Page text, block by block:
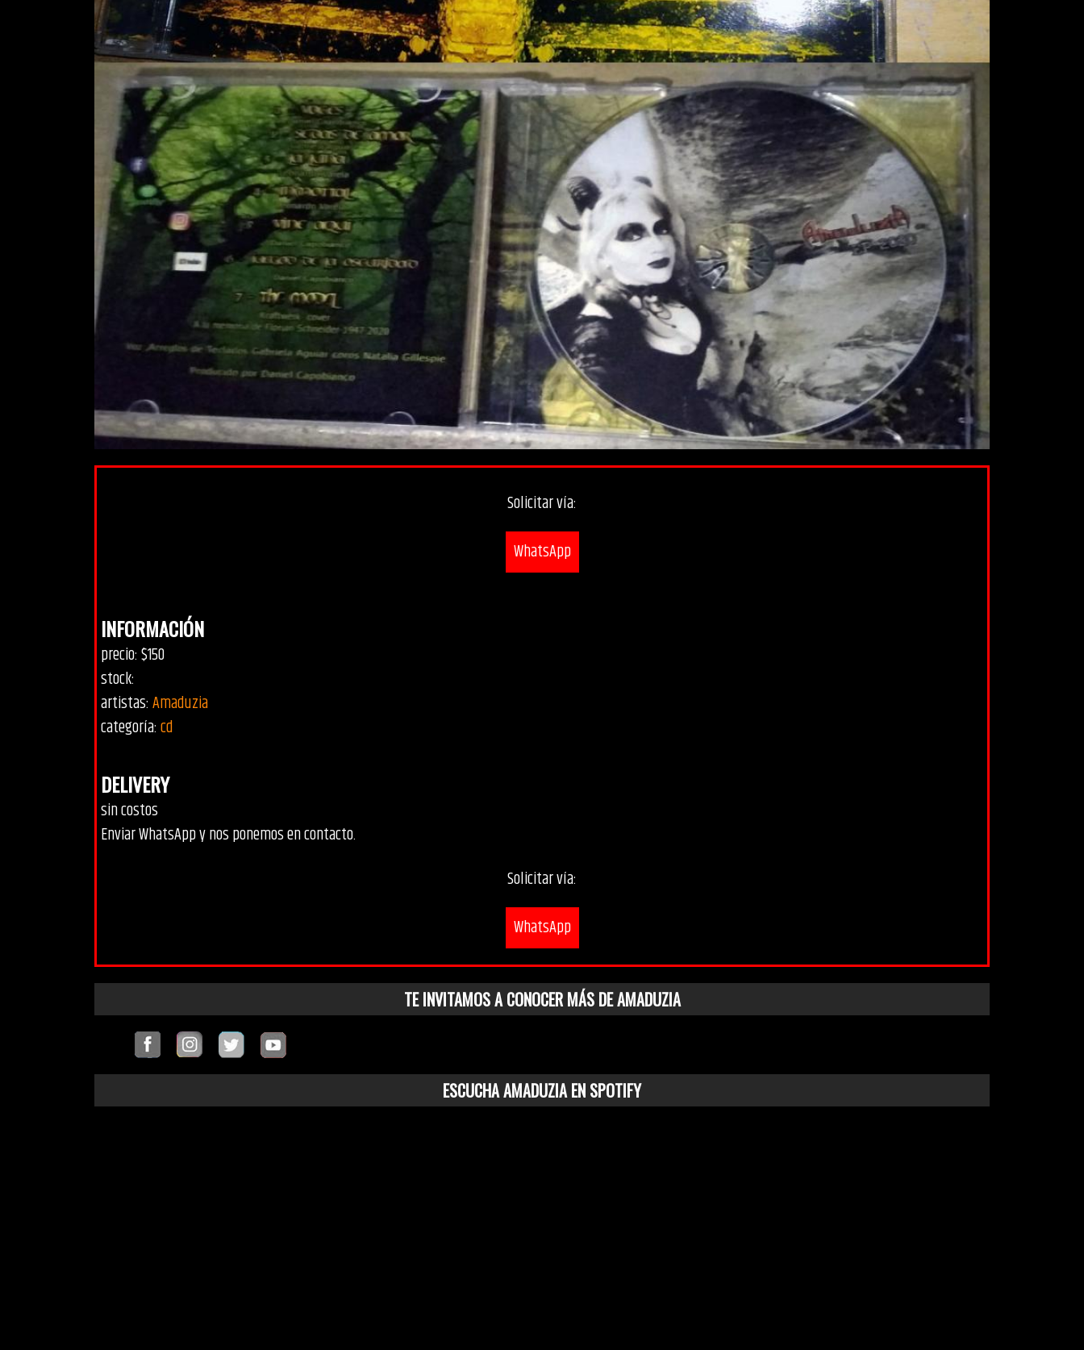
Solicitar vía:
WhatsApp
INFORMACIÓN
precio: $150
stock:
artistas:Amaduzia
categoría:cd
DELIVERY
sin costos
Enviar WhatsApp y nos ponemos en contacto.
Solicitar vía:
WhatsApp
TE INVITAMOS A CONOCER MÁS DE AMADUZIA
ESCUCHA AMADUZIA EN SPOTIFY